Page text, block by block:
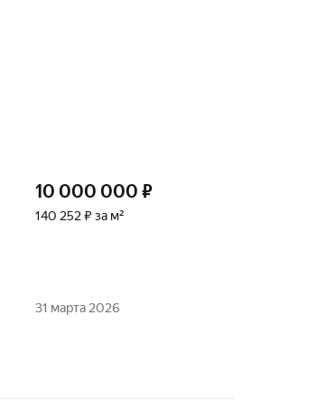
10 000 000 ₽
140 252 ₽ за м²
31 марта 2026